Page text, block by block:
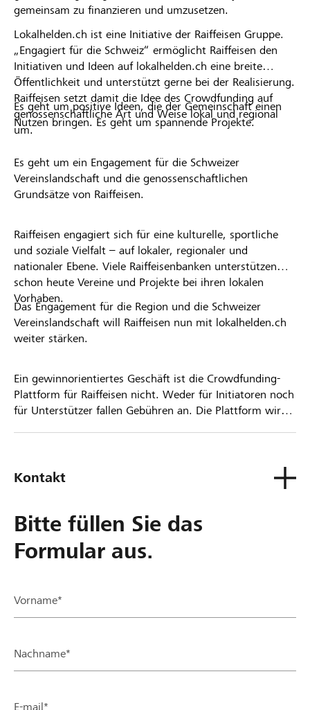
gemeinsam zu finanzieren und umzusetzen.
Lokalhelden.ch ist eine Initiative der Raiffeisen Gruppe.
„Engagiert für die Schweiz“ ermöglicht Raiffeisen den
Initiativen und Ideen auf lokalhelden.ch eine breite
Öffentlichkeit und unterstützt gerne bei der Realisierung.
Raiffeisen setzt damit die Idee des Crowdfunding auf
genossenschaftliche Art und Weise lokal und regional
um.
Es geht um positive Ideen, die der Gemeinschaft einen
Nutzen bringen. Es geht um spannende Projekte.
Es geht um ein Engagement für die Schweizer
Vereinslandschaft und die genossenschaftlichen
Grundsätze von Raiffeisen.
Raiffeisen engagiert sich für eine kulturelle, sportliche
und soziale Vielfalt – auf lokaler, regionaler und
nationaler Ebene. Viele Raiffeisenbanken unterstützen
schon heute Vereine und Projekte bei ihren lokalen
Vorhaben.
Das Engagement für die Region und die Schweizer
Vereinslandschaft will Raiffeisen nun mit lokalhelden.ch
weiter stärken.
Ein gewinnorientiertes Geschäft ist die Crowdfunding-
Plattform für Raiffeisen nicht. Weder für Initiatoren noch
für Unterstützer fallen Gebühren an. Die Plattform wird
Kontakt
Bitte füllen Sie das
Formular aus.
Vorname*
Nachname*
E-mail*